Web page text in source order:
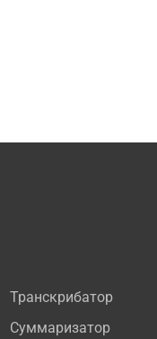
Транскрибатор
Суммаризатор